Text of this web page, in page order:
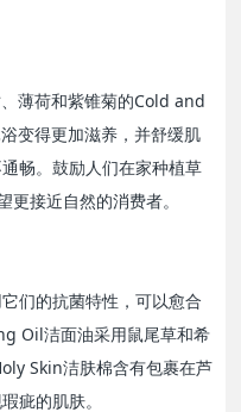
薄荷和紫锥菊的Cold and
变得更加滋养，并舒缓肌
畅。鼓励人们在家种植草
接近自然的消费者。
们的抗菌特性，可以愈合
Oil洁面油采用鼠尾草和希
Skin洁肤棉含有包裹在芦
疵的肌肤。